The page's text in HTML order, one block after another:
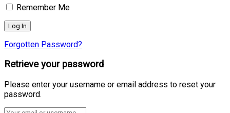
Remember Me
Forgotten Password?
Retrieve your password
Please enter your username or email address to reset your
password.